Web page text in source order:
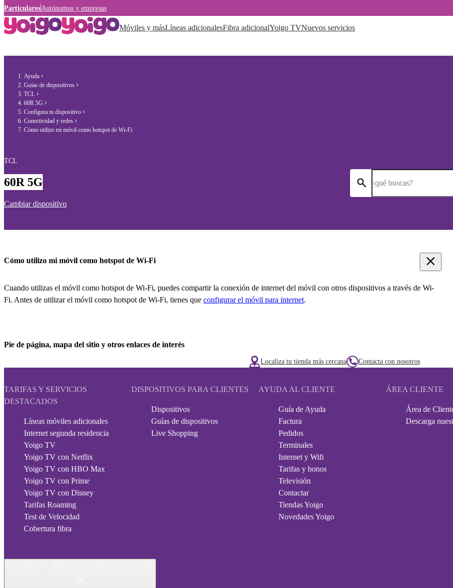
Particulares Autónomos y empresas
Móviles y másLíneas adicionalesFibra adicionalYoigo TVNuevos servicios
Ayuda
Guías de dispositivos
TCL
60R 5G
Configura tu dispositivo
Conectividad y redes
Cómo utilizo mi móvil como hotspot de Wi-Fi
TCL
60R 5G
Cambiar dispositivo
¿qué buscas?
Cómo utilizo mi móvil como hotspot de Wi-Fi
Cuando utilizas el móvil como hotspot de Wi-Fi, puedes compartir la conexión de internet del móvil con otros dispositivos a través de Wi-
Fi. Antes de utilizar el móvil como hotspot de Wi-Fi, tienes que configurar el móvil para internet.
Pie de página, mapa del sitio y otros enlaces de interés
Localiza tu tienda más cercana Contacta con nosotros
TARIFAS Y SERVICIOS
DESTACADOS
Líneas móviles adicionales
Internet segunda residencia
Yoigo TV
Yoigo TV con Netflix
Yoigo TV con HBO Max
Yoigo TV con Prime
Yoigo TV con Disney
Tarifas Roaming
Test de Velocidad
Cobertura fibra
DISPOSITIVOS PARA CLIENTES
Dispositivos
Guías de dispositivos
Live Shopping
AYUDA AL CLIENTE
Guía de Ayuda
Factura
Pedidos
Terminales
Internet y Wifi
Tarifas y bonos
Televisión
Contactar
Tiendas Yoigo
Novedades Yoigo
ÁREA CLIENTE
Área de
Descarga